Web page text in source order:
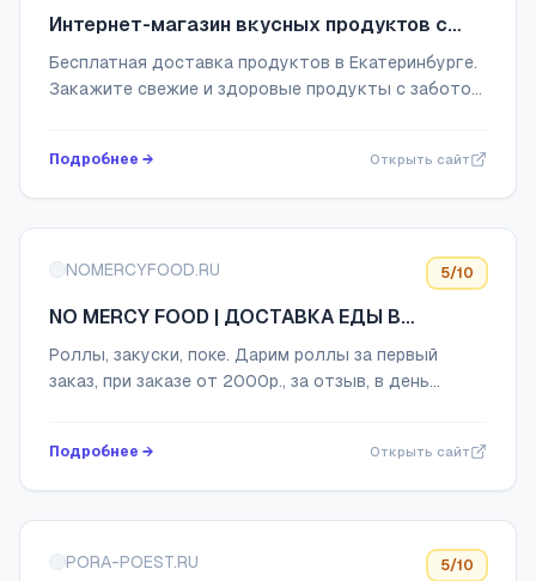
Интернет-магазин вкусных продуктов с
простым составом
Бесплатная доставка продуктов в Екатеринбурге.
Закажите свежие и здоровые продукты с заботой
Подробнее → Открыть сайт
NOMERCYFOOD.RU 5/10
NO MERCY FOOD | ДОСТАВКА ЕДЫ В
РОСТОВЕ-НА-ДОНУ
Роллы, закуски, поке. Дарим роллы за первый
заказ, при заказе от 2000р., за отзыв, в день
Подробнее → Открыть сайт
PORA-POEST.RU 5/10